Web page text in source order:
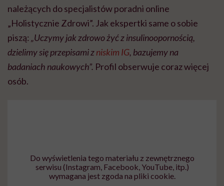
należących do specjalistów poradni online
„Holistycznie Zdrowi”. Jak ekspertki same o sobie
piszą: „Uczymy jak zdrowo żyć z insulinoopornością,
dzielimy się przepisami zniskim IG, bazujemy na
badaniach naukowych”. Profil obserwuje coraz więcej
osób.
Do wyświetlenia tego materiału z zewnętrznego
serwisu (Instagram, Facebook, YouTube, itp.)
wymagana jest zgoda na pliki cookie.